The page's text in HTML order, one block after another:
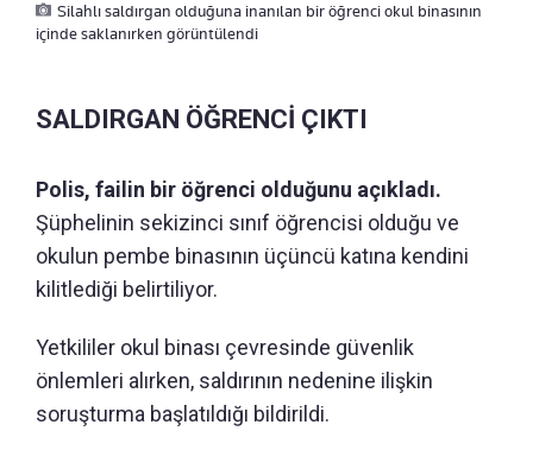
Silahlı saldırgan olduğuna inanılan bir öğrenci okul binasının
içinde saklanırken görüntülendi
SALDIRGAN ÖĞRENCİ ÇIKTI
Polis, failin bir öğrenci olduğunu açıkladı.
Şüphelinin sekizinci sınıf öğrencisi olduğu ve
okulun pembe binasının üçüncü katına kendini
kilitlediği belirtiliyor.
Yetkililer okul binası çevresinde güvenlik
önlemleri alırken, saldırının nedenine ilişkin
soruşturma başlatıldığı bildirildi.